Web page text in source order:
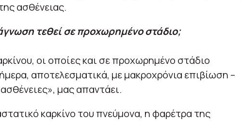
ασθένειας.
τεθεί σε προχωρημένο στάδιο;
οι οποίες και σε προχωρημένο στάδιο
αποτελεσματικά, με μακροχρόνια επιβίωση –
μας απαντάει.
καρκίνο του πνεύμονα, η φαρέτρα της